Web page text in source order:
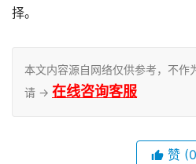
择。
本文内容源自网络仅供参考，不作
请 → 在线咨询客服
赞